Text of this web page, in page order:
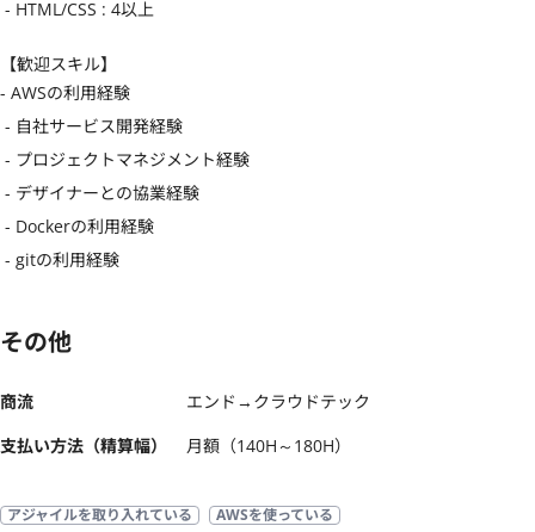
- HTML/CSS : 4以上
【歓迎スキル】
- AWSの利用経験
- gitの利用経験
その他
商流
エンド→クラウドテック
支払い方法（精算幅）
月額（140H～180H）
アジャイルを取り入れている
AWSを使っている